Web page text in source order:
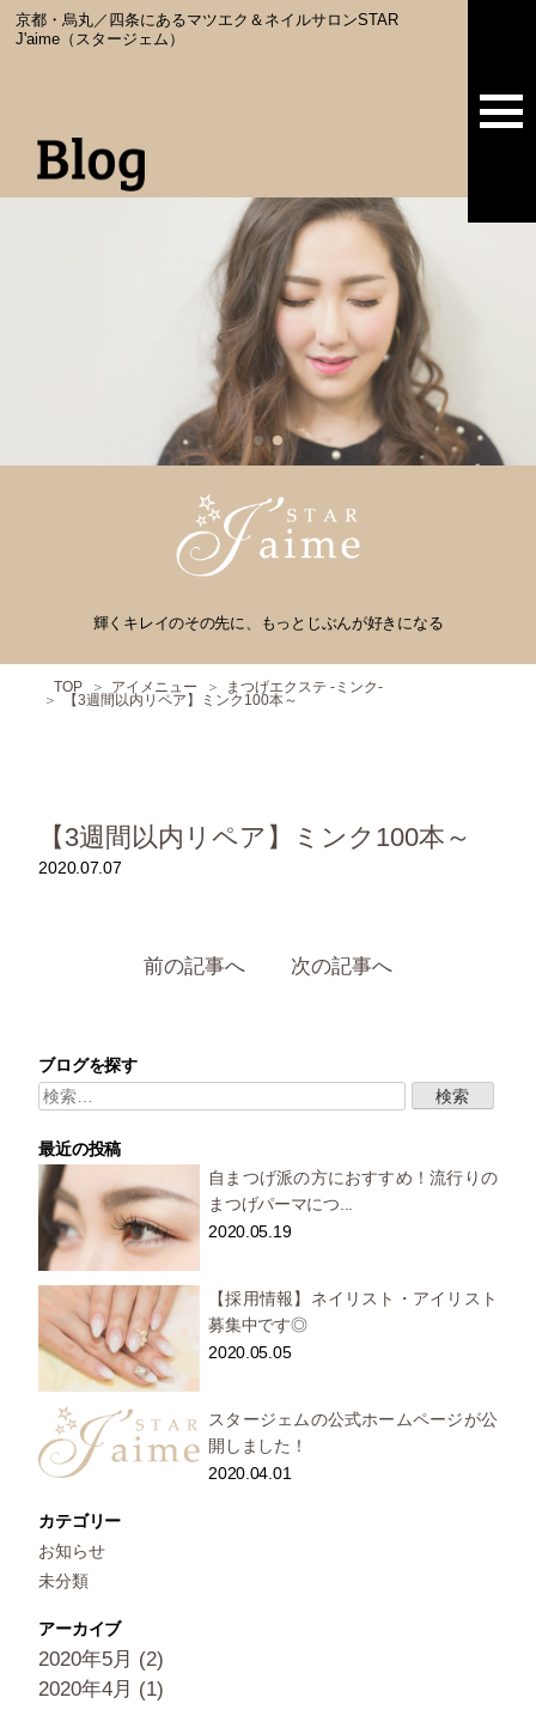
京都・烏丸／四条にあるマツエク＆ネイルサロンSTAR
J'aime（スタージェム）
輝くキレイのその先に、もっとじぶんが好きになる
TOP アイメニュー
まつげエクステ -ミンク-
【3週間以内リペア】ミンク100本～
【3週間以内リペア】ミンク100本～
2020.07.07
前の記事へ 次の記事へ
ブログを探す
検
最近の投稿
自まつげ派の方におすすめ！流行りの
まつげパーマにつ...
2020.05.19
【採用情報】ネイリスト・アイリスト
募集中です◎
2020.05.05
スタージェムの公式ホームページが公
開しました！
2020.04.01
カテゴリー
お知らせ
未分類
アーカイブ
2020年5月 (2)
2020年4月 (1)